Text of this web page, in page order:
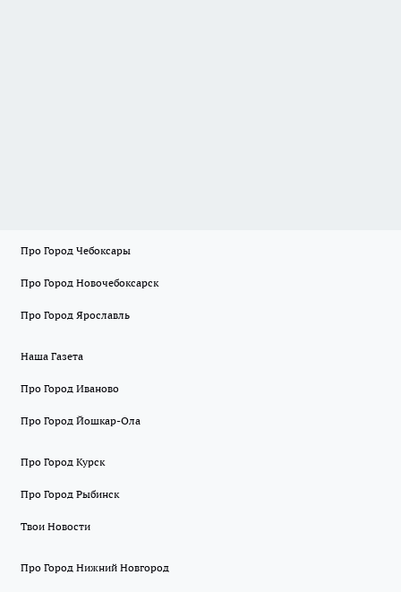
Про Город Чебоксары
Про Город Новочебоксарск
Про Город Ярославль
Наша Газета
Про Город Иваново
Про Город Йошкар-Ола
Про Город Курск
Про Город Рыбинск
Твои Новости
Про Город Нижний Новгород